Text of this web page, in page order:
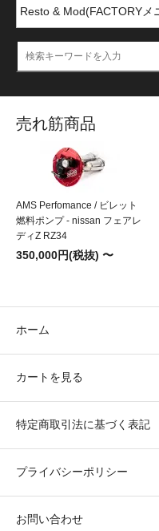
売れ筋商品
AMS Perfomance / ビレット
燃料ポンプ - nissan フェアレ
ディZ RZ34
350,000円(税抜) 〜
ホーム
カートを見る
特定商取引法に基づく表記
プライバシーポリシー
お問い合わせ